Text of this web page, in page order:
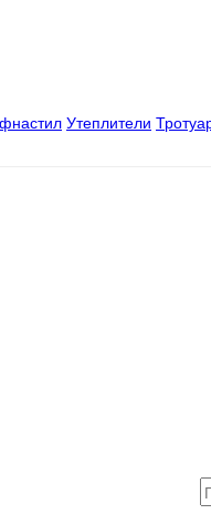
Утеплители